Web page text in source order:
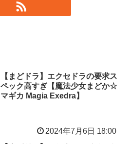
【まどドラ】エクセドラの要求ス
ペック高すぎ【魔法少女まどか☆
マギカ Magia Exedra】
2024年7月6日 18:00